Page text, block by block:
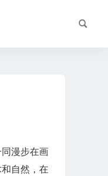
漫步在画
自然，在